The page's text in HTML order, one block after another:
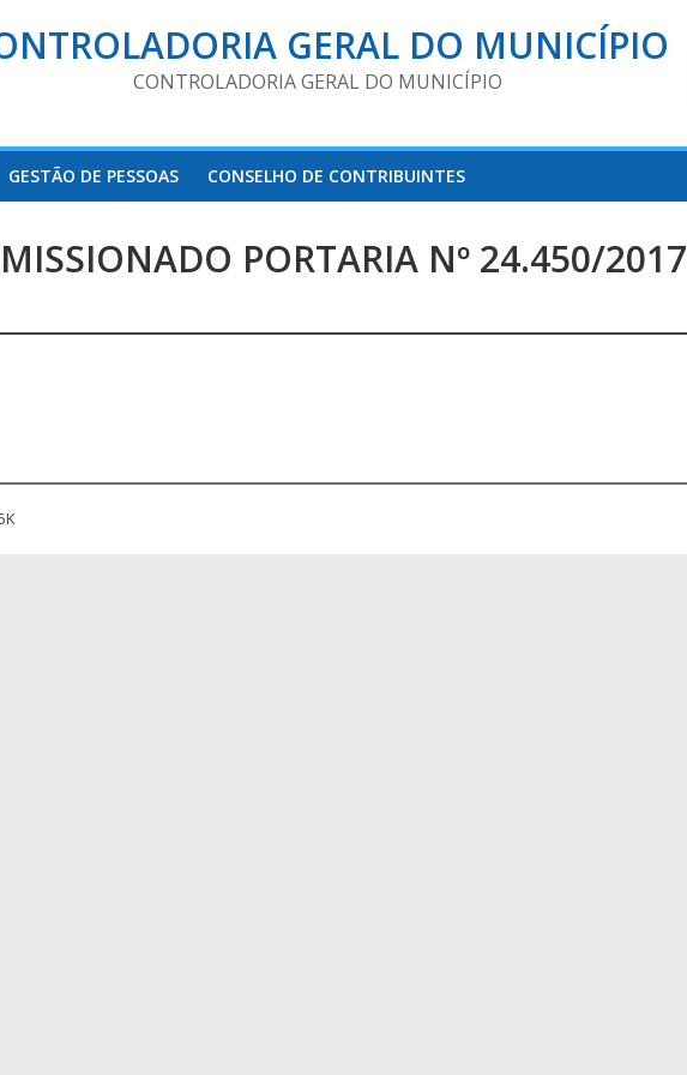
GERAL DO MUNICÍPIO
CONTROLADORIA GERAL DO MUNICÍPIO
GESTÃO DE PESSOAS CONSELHO DE CONTRIBUINTES
PORTARIA Nº 24.450/2017